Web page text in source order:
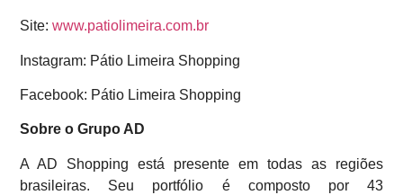
Site:www.patiolimeira.com.br
Instagram: Pátio Limeira Shopping
Facebook: Pátio Limeira Shopping
Sobre o Grupo AD
A AD Shopping está presente em todas as regiões
brasileiras. Seu portfólio é composto por 43